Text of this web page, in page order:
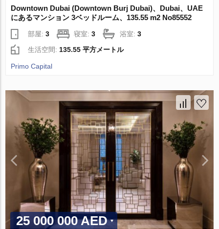
Downtown Dubai (Downtown Burj Dubai)、Dubai、UAE
にあるマンション 3ベッドルーム、135.55 m2 No85552
部屋:3 寝室:3 浴室:3
生活空間:135.55 平方メートル
Primo Capital
25 000 000 AED